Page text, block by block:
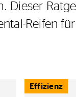
Dieser
Reifen
Effizienz